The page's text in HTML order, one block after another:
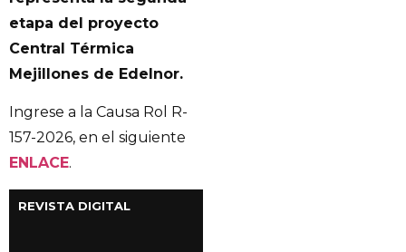
etapa del proyecto
Central Térmica
Mejillones de Edelnor.
Ingrese a la Causa Rol R-
157-2026, en el siguiente
EN LACE.
REVISTA DIGITAL